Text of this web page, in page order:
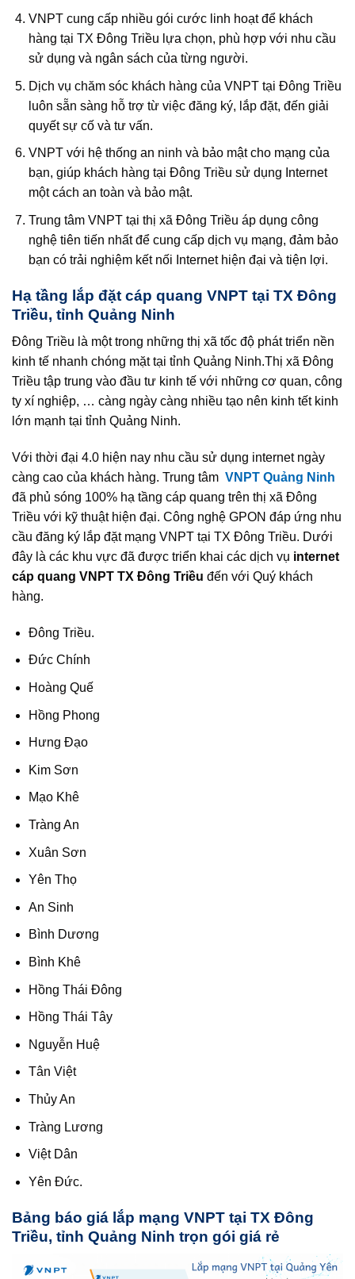
VNPT cung cấp nhiều gói cước linh hoạt để khách
hàng tại TX Đông Triều lựa chọn, phù hợp với nhu cầu
sử dụng và ngân sách của từng người.
Dịch vụ chăm sóc khách hàng của VNPT tại Đông Triều
luôn sẵn sàng hỗ trợ từ việc đăng ký, lắp đặt, đến giải
quyết sự cố và tư vấn.
VNPT với hệ thống an ninh và bảo mật cho mạng của
bạn, giúp khách hàng tại Đông Triều sử dụng Internet
một cách an toàn và bảo mật.
Trung tâm VNPT tại thị xã Đông Triều áp dụng công
nghệ tiên tiến nhất để cung cấp dịch vụ mạng, đảm bảo
bạn có trải nghiệm kết nối Internet hiện đại và tiện lợi.
Hạ tầng lắp đặt cáp quang VNPT tại TX Đông
Triều, tỉnh Quảng Ninh
Đông Triều là một trong những thị xã tốc độ phát triển nền
kinh tế nhanh chóng mặt tại tỉnh Quảng Ninh.Thị xã Đông
Triều tập trung vào đầu tư kinh tế với những cơ quan, công
ty xí nghiệp, … càng ngày càng nhiều tạo nên kinh tết kinh
lớn mạnh tại tỉnh Quảng Ninh.
Với thời đại 4.0 hiện nay nhu cầu sử dụng internet ngày
càng cao của khách hàng. Trung tâm VNPT Quảng Ninh
đã phủ sóng 100% hạ tầng cáp quang trên thị xã Đông
Triều với kỹ thuật hiện đại. Công nghệ GPON đáp ứng nhu
cầu đăng ký lắp đặt mạng VNPT tại TX Đông Triều. Dưới
đây là các khu vực đã được triển khai các dịch vụ internet
cáp quang VNPT TX Đông Triều đến với Quý khách
hàng.
Đông Triều.
Đức Chính
Hoàng Quế
Hồng Phong
Hưng Đạo
Kim Sơn
Mạo Khê
Tràng An
Xuân Sơn
Yên Thọ
An Sinh
Bình Dương
Bình Khê
Hồng Thái Đông
Hồng Thái Tây
Nguyễn Huệ
Tân Việt
Thủy An
Tràng Lương
Việt Dân
Yên Đức.
Bảng báo giá lắp mạng VNPT tại TX Đông
Triều, tỉnh Quảng Ninh trọn gói giá rẻ